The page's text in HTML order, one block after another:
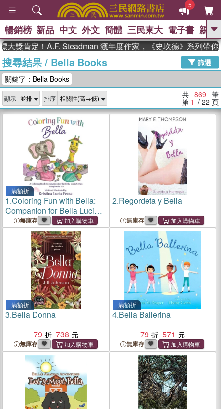
5
GO
熱搜： 高希均教授回憶錄
、 The Odyssey 、 父親節 、 如果歷
獎 臺灣漫遊錄 、 方念華 、 台灣的李
登輝時代
數學女孩：黎曼猜想 、
偉大的迷走神經
暢銷榜 新品 中文 外文 簡體 三民東大 電子書 親子
定！A.F. Steadman 獲年度作家，《史坎德》系列帶你踏上熱
搜尋結果/ Bella Books
篩選
關鍵字：Bella Books
顯示 排序 共 869 筆
第 1 / 22 頁
滿額折
1.Coloring Fun with Bella:
Companion for Bella Lucia
Book Series Story Books 1-3
無庫存
2.Regordeta y Bella
無庫存
滿額折
3.Bella Donna
79
738
無庫存
滿額折
4.Bella Ballerina
79
571
無庫存